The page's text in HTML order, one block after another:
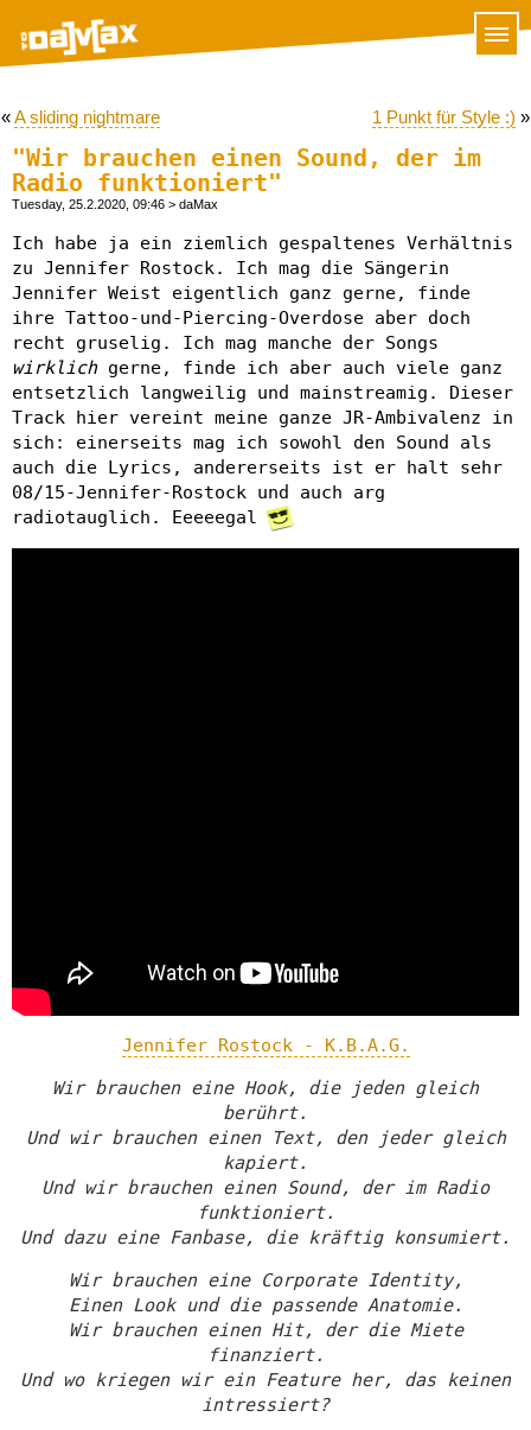
«A sliding nightmare 1 Punkt für Style :) »
"Wir brauchen einen Sound, der im
Radio funktioniert"
Tuesday, 25.2.2020, 09:46 > daMax
Ich habe ja ein ziemlich gespaltenes Verhältnis
zu Jennifer Rostock. Ich mag die Sängerin
Jennifer Weist eigentlich ganz gerne, finde
ihre Tattoo-und-Piercing-Overdose aber doch
recht gruselig. Ich mag manche der Songs
wirklich gerne, finde ich aber auch viele ganz
entsetzlich langweilig und mainstreamig. Dieser
Track hier vereint meine ganze JR-Ambivalenz in
sich: einerseits mag ich sowohl den Sound als
auch die Lyrics, andererseits ist er halt sehr
08/15-Jennifer-Rostock und auch arg
radiotauglich. Eeeeegal
Jennifer Rostock - K.B.A.G.
Wir brauchen eine Hook, die jeden gleich
berührt.
Und wir brauchen einen Text, den jeder gleich
kapiert.
Und wir brauchen einen Sound, der im Radio
funktioniert.
Und dazu eine Fanbase, die kräftig konsumiert.
Wir brauchen eine Corporate Identity,
Einen Look und die passende Anatomie.
Wir brauchen einen Hit, der die Miete
finanziert.
Und wo kriegen wir ein Feature her, das keinen
intressiert?